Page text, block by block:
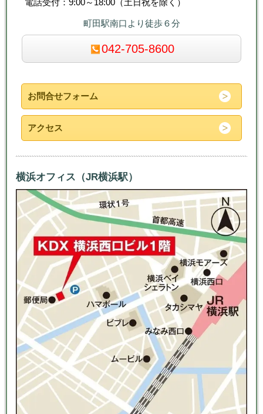
電話受付：9:00～18:00（土日祝を除く）
町田駅南口より徒歩６分
042-705-8600
お問合せフォーム
アクセス
横浜オフィス（JR横浜駅）